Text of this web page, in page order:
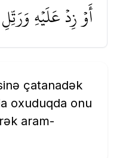
أَوۡ زِدۡ عَلَيۡهِ وَرَتِّلِ
çatanadək
oxuduqda onu
aram-